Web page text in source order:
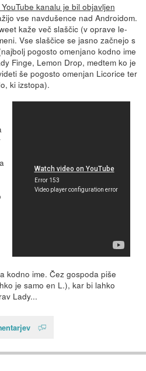
kanalu je bil objavljen
vse navdušence nad Androidom.
kaže več slaščic (v oprave le-
Vse slaščice se jasno začnejo s
pogosto omenjano kodno ime
Finge, Lemon Drop, medtem ko je
še pogosto omenjan Licorice ter
ki izstopa).
kodno ime. Čez gospoda piše
je samo en L.), kar bi lahko
Lady...